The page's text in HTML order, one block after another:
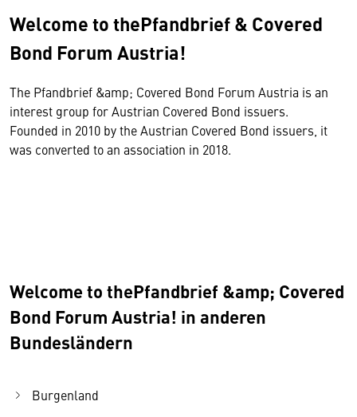
Welcome to thePfandbrief & Covered
Bond Forum Austria!
The Pfandbrief &amp; Covered Bond Forum Austria is an
interest group for Austrian Covered Bond issuers.
Founded in 2010 by the Austrian Covered Bond issuers, it
was converted to an association in 2018.
Welcome to thePfandbrief &amp; Covered
Bond Forum Austria! in anderen
Bundesländern
Burgenland